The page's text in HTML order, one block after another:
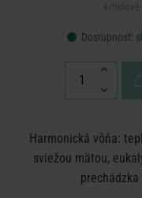
Dostupnosť:
Harmonická vôňa:
sviežou mätou,